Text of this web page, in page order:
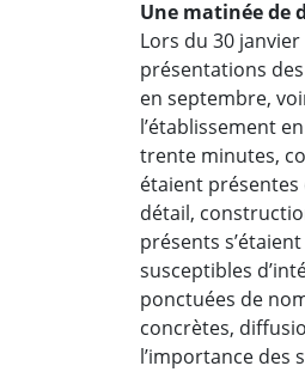
Une matinée de
Lors du 30
présentations
en septembre,
l’établissement
trente minutes,
étaient
détail,
présents
susceptibles
ponctuées de
concrètes,
l’importance des